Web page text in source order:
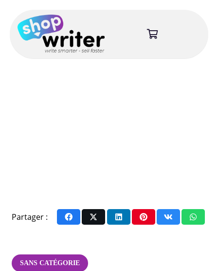
Partager :
SANS CATÉGORIE